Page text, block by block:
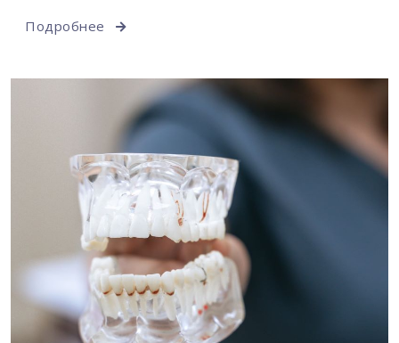
Подробнее